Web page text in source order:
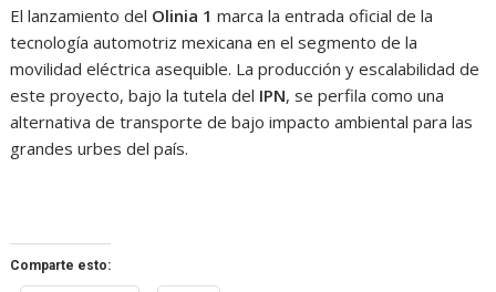
El lanzamiento del Olinia 1 marca la entrada oficial de la
tecnología automotriz mexicana en el segmento de la
movilidad eléctrica asequible. La producción y escalabilidad de
este proyecto, bajo la tutela del IPN, se perfila como una
alternativa de transporte de bajo impacto ambiental para las
grandes urbes del país.
Comparte esto: